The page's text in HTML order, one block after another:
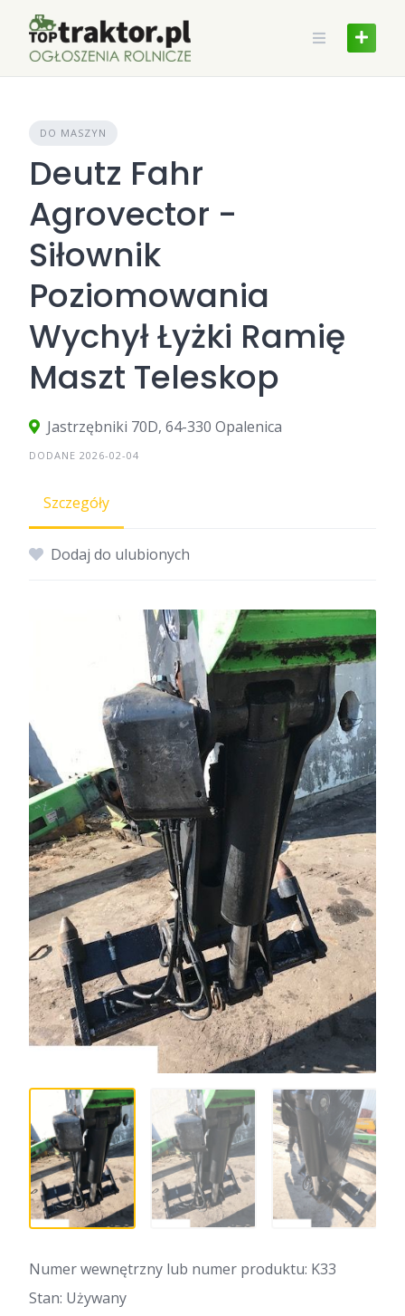
content
DO MASZYN
Deutz Fahr
Agrovector -
Siłownik
Poziomowania
Wychył Łyżki Ramię
Maszt Teleskop
Jastrzębniki 70D, 64-330 Opalenica
DODANE 2026-02-04
Szczegóły
Dodaj do ulubionych
Numer wewnętrzny lub numer produktu: K33
Stan: Używany